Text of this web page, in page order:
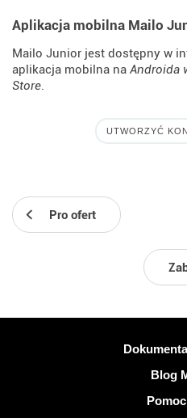
Aplikacja mobilna Mailo
Mailo Junior jest dostępny w
aplikacja mobilna na Androida
Store.
UTWORZYĆ
Pro ofert
Blog